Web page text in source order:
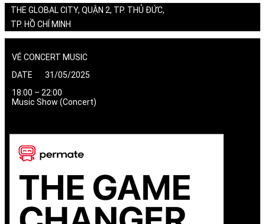
THE GLOBAL CITY, QUẬN 2, TP. THỦ ĐỨC,
TP. HỒ CHÍ MINH
VÉ CONCERT MUSIC
DATE 31/05/2025
18:00 – 22:00
Music Show (Concert)